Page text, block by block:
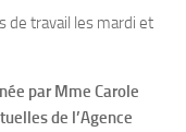
de travail les mardi et
par Mme Carole
de l’Agence